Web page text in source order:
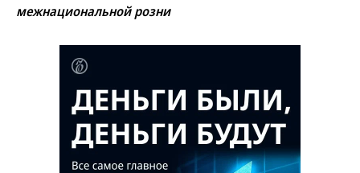
межнациональной розни